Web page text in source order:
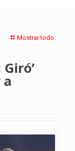
Mostrar todo